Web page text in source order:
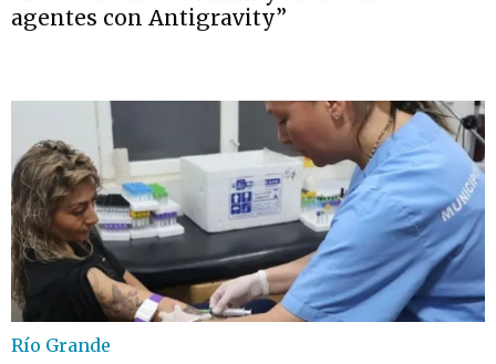
agentes con Antigravity”
Río Grande